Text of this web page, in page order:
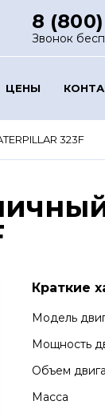
8
Звонок
ЦЕНЫ
323F
Краткие
Модель
Мощность
Объем
Масса